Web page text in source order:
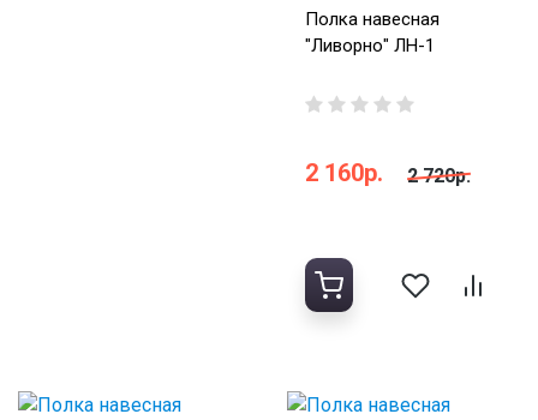
Полка навесная
"Ливорно" ЛН-1
2 160р. 2 720р.